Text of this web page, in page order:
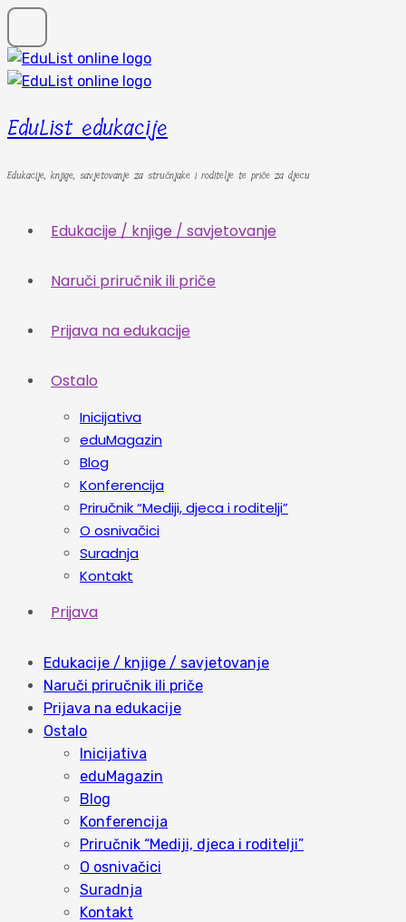
EduList edukacije
Edukacije, knjige, savjetovanje za stručnjake i roditelje te priče za djecu
Edukacije / knjige / savjetovanje
Naruči priručnik ili priče
Prijava na edukacije
Ostalo
Inicijativa
eduMagazin
Blog
Konferencija
Priručnik “Mediji, djeca i roditelji”
O osnivačici
Suradnja
Kontakt
Prijava
Edukacije / knjige / savjetovanje
Naruči priručnik ili priče
Prijava na edukacije
Ostalo
Inicijativa
eduMagazin
Blog
Konferencija
Priručnik “Mediji, djeca i roditelji”
O osnivačici
Suradnja
Kontakt